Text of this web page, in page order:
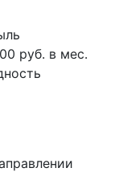
руб. в мес.